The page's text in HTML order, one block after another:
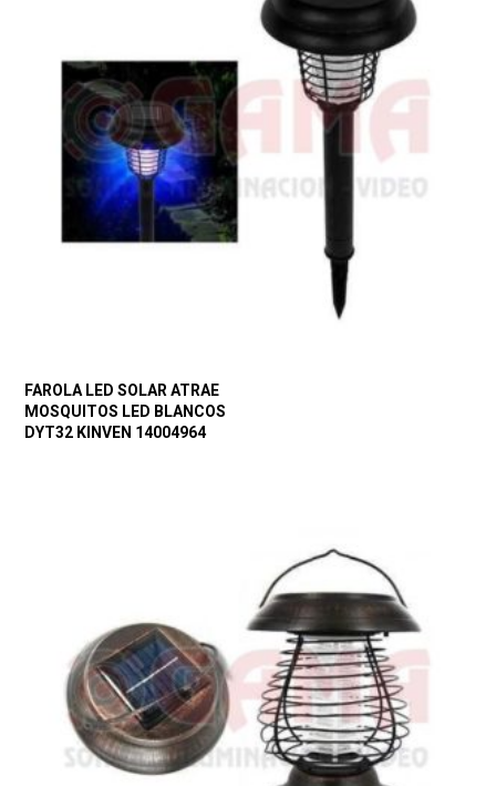
FAROLA LED SOLAR ATRAE
MOSQUITOS LED BLANCOS
DYT32 KINVEN 14004964